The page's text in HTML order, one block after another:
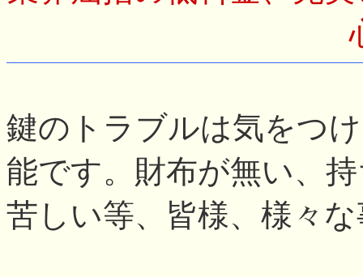
鍵のトラブルは気をつ
能です。財布が無い、
苦しい等、皆様、様々